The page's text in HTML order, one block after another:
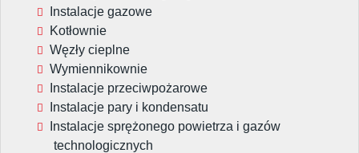
Instalacje gazowe
Kotłownie
Węzły cieplne
Wymiennikownie
Instalacje przeciwpożarowe
Instalacje pary i kondensatu
Instalacje sprężonego powietrza i gazów
technologicznych